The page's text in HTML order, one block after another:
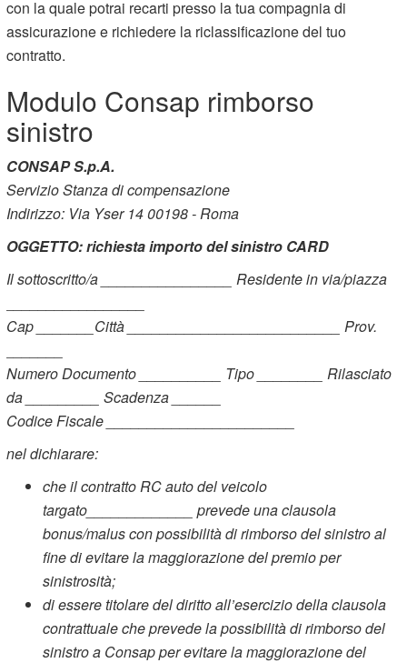
con la quale potrai recarti presso la tua compagnia di
assicurazione e richiedere la riclassificazione del tuo
contratto.
Modulo Consap rimborso
sinistro
CONSAP S.p.A.
Servizio Stanza di compensazione
Indirizzo: Via Yser 14 00198 - Roma
OGGETTO: richiesta importo del sinistro CARD
Il sottoscritto/a ________________ Residente in via/piazza
Cap _______Città __________________________ Prov.
Numero Documento __________ Tipo ________ Rilasciato
da _________ Scadenza ______
Codice Fiscale _______________________
nel dichiarare:
che il contratto RC auto del veicolo
targato_____________ prevede una clausola
bonus/malus con possibilità di rimborso del sinistro al
fine di evitare la maggiorazione del premio per
sinistrosità;
di essere titolare del diritto all’esercizio della clausola
contrattuale che prevede la possibilità di rimborso del
sinistro a Consap per evitare la maggiorazione del